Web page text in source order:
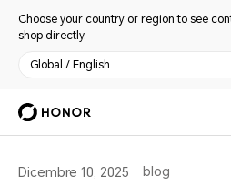
Choose your country or region to see
shop directly.
Global / English
Dicembre 10, 2025 blog